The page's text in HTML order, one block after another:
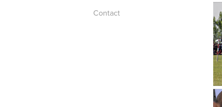
Contact